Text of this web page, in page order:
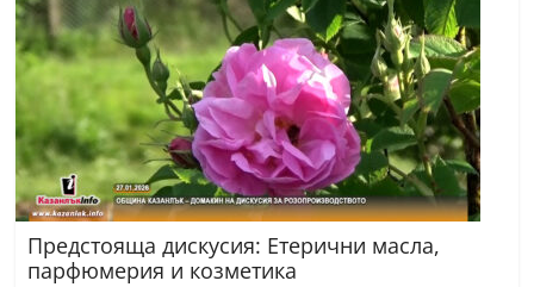
Предстояща дискусия: Етерични масла,
парфюмерия и козметика